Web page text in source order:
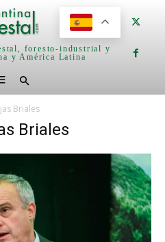
foresto-industrial y
y América Latina
Briales
Briales